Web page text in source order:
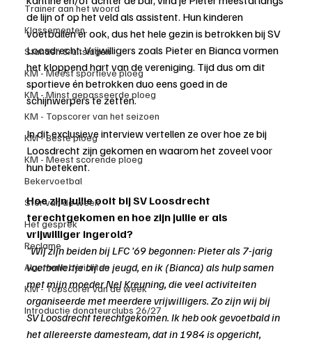
Trainer aan het woord
Klassementen
Standen & uitslagen
KM - Meest sportieve ploeg
KM - Minst gepasseerde ploeg
KM - Topscorer van het seizoen
KM - Beste ploeg
KM - Meest scorende ploeg
Bekervoetbal
Ster van de week
Het gesprek
Reclame
Algemene berichten
KM - Topscorer van de week
Introductie donateurclubs 26/27
de lijn of op het veld als assistent. Hun kinderen
voetballen er ook, dus het hele gezin is betrokken bij SV
Loosdrecht. Vrijwilligers zoals Pieter en Bianca vormen
het kloppend hart van de vereniging. Tijd dus om dit
sportieve én betrokken duo eens goed in de
schijnwerpers te zetten.
In dit exclusieve interview vertellen ze over hoe ze bij
Loosdrecht zijn gekomen en waarom het zoveel voor
hun betekent.
Hoe zijn jullie ooit bij SV Loosdrecht
terechtgekomen en hoe zijn jullie er als
vrijwilliger ingerold?
"Wij zijn beiden bij LFC ’69 begonnen: Pieter als 7-jarig
voetballertje bij de jeugd, en ik (Bianca) als hulp samen
met mijn moeder Nel Kreuning, die veel activiteiten
organiseerde met meerdere vrijwilligers. Zo zijn wij bij
SV Loosdrecht terechtgekomen. Ik heb ook gevoetbald in
het allereerste damesteam, dat in 1984 is opgericht,